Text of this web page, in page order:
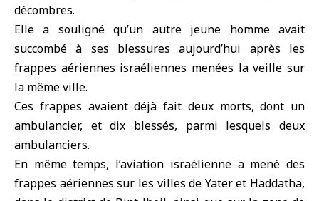
décombres.
Elle a souligné qu’un autre jeune homme avait
succombé à ses blessures aujourd’hui après les
frappes aériennes israéliennes menées la veille sur
la même ville.
Ces frappes avaient déjà fait deux morts, dont un
ambulancier, et dix blessés, parmi lesquels deux
ambulanciers.
En même temps, l’aviation israélienne a mené des
frappes aériennes sur les villes de Yater et Haddatha,